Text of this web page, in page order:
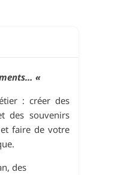
«
: créer des
des souvenirs
faire de votre
des